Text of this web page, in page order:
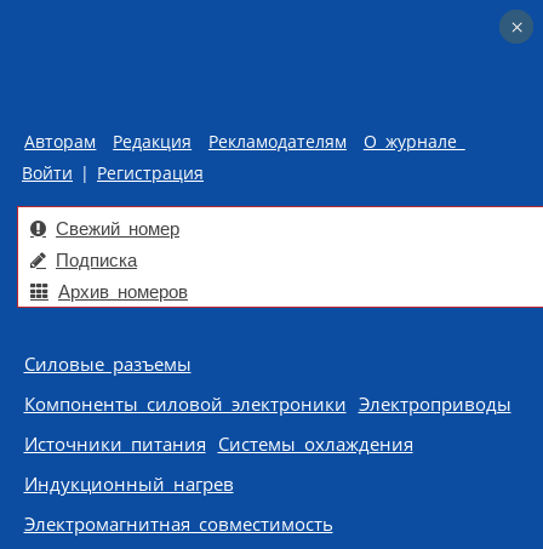
Авторам Редакция Рекламодателям
О журнале
Войти | Регистрация
Свежий номер
Подписка
Архив номеров
Skip to content
Силовые разъемы
Компоненты силовой электроники Электроприводы
Источники питания Системы охлаждения
Индукционный нагрев
Электромагнитная совместимость
×
×